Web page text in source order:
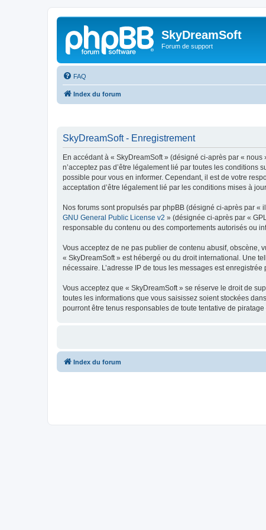
SkyDreamSoft
Forum de support
FAQ
Index du forum
SkyDreamSoft - Enregistrement
En accédant à « SkyDreamSoft » (désigné ci-après par «
n’acceptez pas d’être légalement lié par toutes les conditions
possible pour vous en informer. Cependant, il est de votre
acceptation d’être légalement lié par les conditions mises à
Nos forums sont propulsés par phpBB (désigné ci-après par
GNU General Public License v2 » (désignée ci-après par «
responsable du contenu ou des comportements autorisés ou
Vous acceptez de ne pas publier de contenu abusif, obscène,
« SkyDreamSoft » est hébergé ou du droit international. Une
nécessaire. L’adresse IP de tous les messages est
Vous acceptez que « SkyDreamSoft » se réserve le droit de
toutes les informations que vous saisissez soient stockées
pourront être tenus responsables de toute tentative de
Index du forum